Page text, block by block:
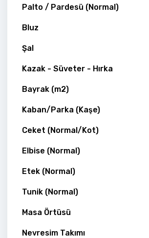
Palto / Pardesü (Normal)
Bluz
Şal
Kazak - Süveter - Hırka
Bayrak (m2)
Kaban/Parka (Kaşe)
Ceket (Normal/Kot)
Elbise (Normal)
Etek (Normal)
Tunik (Normal)
Masa Örtüsü
Nevresim Takımı